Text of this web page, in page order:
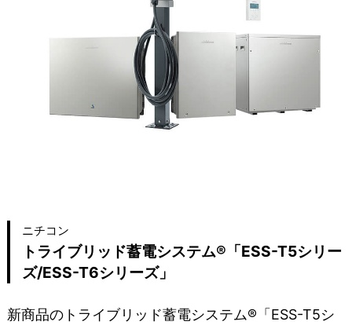
ニチコン
トライブリッド蓄電システム®「ESS-T5シリー
ズ/ESS-T6シリーズ」
新商品のトライブリッド蓄電システム®「ESS-T5シ